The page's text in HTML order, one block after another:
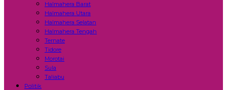
Halmahera Barat
Halmahera Utara
Halmahera Selatan
Halmahera Tengah
Ternate
Tidore
Morotai
Sula
Taliabu
Politik